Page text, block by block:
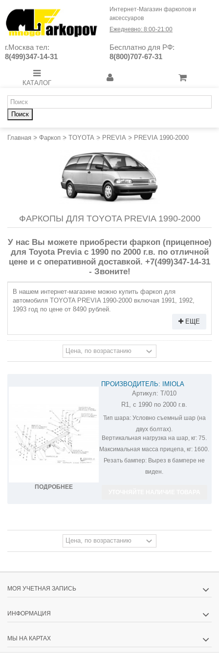
Интернет-Магазин фаркопов и
аксессуаров
Ежедневно: 8:00-21:00
г.Москва тел:
8(499)347-14-31
Бесплатно для РФ:
8(800)707-67-31
КАТАЛОГ
Поиск
Главная > Фаркоп > TOYOTA > PREVIA > PREVIA 1990-2000
ФАРКОПЫ ДЛЯ TOYOTA PREVIA 1990-2000
У нас Вы можете приобрести фаркоп (прицепное)
для Toyota Previa с 1990 по 2000 г.в. по отличной
цене и с оперативной доставкой. +7(499)347-14-31
- Звоните!
В нашем интернет-магазине можно купить фаркоп для
автомобиля TOYOTA PREVIA 1990-2000 включая 1991, 1992,
1993 год по цене от 8490 рублей.
ЕЩЕ
ПОДРОБНЕЕ
ПРОИЗВОДИТЕЛЬ: IMIOLA
ФАРКОП НА TOYOTA PREVIA T/010
Артикул: T/010
R1, с 1990 по 2000 г.в.
Тип шара:Условно съемный шар (на
двух болтах).
Вертикальная нагрузка на шар, кг: 75.
Максимальная масса прицепа, кг: 1600.
Резать бампер: Вырез в бампере не
виден.
МОЯ УЧЕТНАЯ ЗАПИСЬ
ИНФОРМАЦИЯ
МЫ НА КАРТАХ